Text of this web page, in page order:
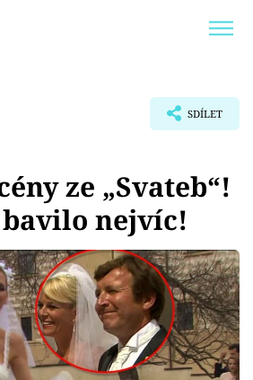
SDÍLET
ze „Svateb“!
nejvíc!